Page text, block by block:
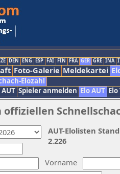
DEN ENG ESP FAI FIN FRA GER GRE INA
Foto-Galerie Meldekartei
Elozahl
Spieler anmelden Elo AUT
Vorname
AUT-Elolisten
2.226